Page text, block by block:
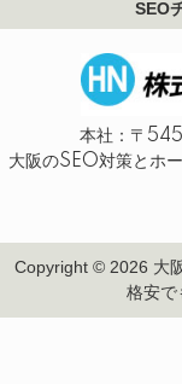
SEO
本社：〒
大阪のSEO対策とホ
Copyright © 2026 大
格安で